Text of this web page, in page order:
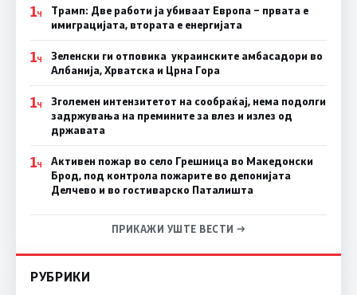
1Ч
Трамп: Две работи ја убиваат Европа – првата е
имиграцијата, втората е енергијата
1Ч
Зеленски ги отповика украинските амбасадори во
Албанија, Хрватска и Црна Гора
1Ч
Зголемен интензитетот на сообраќај, нема подолги
задржувања на премините за влез и излез од
државата
1Ч
Активен пожар во село Грешница во Македонски
Брод, под контрола пожарите во депонијата
Делчево и во гостиварско Паталишта
ПРИКАЖИ УШТЕ ВЕСТИ →
РУБРИКИ